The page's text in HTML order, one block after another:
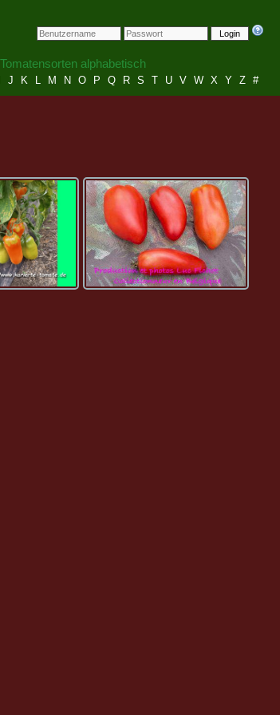
Login
Tomatensorten alphabetisch
J K L M N O P Q R S T U V W X Y Z #